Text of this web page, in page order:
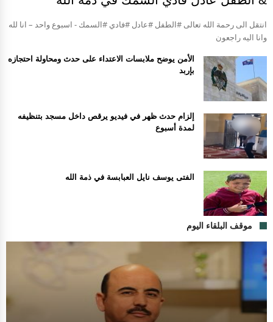
انتقل الى رحمة الله تعالى #الطفل #عادل #فادي #السمك - اسبوع واحد – انا لله
وانا اليه راجعون
الأمن يوضح ملابسات الاعتداء على حدث ومحاولة احتجازه
بإربد
إلزام حدث ظهر في فيديو يرقص داخل مسجد بتنظيفه
لمدة أسبوع
الفتى يوسف نايل العبابسة في ذمة الله
موقف البلقاء اليوم